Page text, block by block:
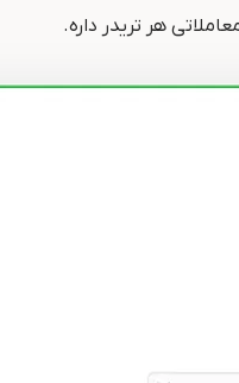
هر تریدر داره.